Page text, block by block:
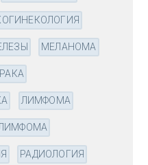
МЕЛАНОМА
ЛИМФОМА
РАДИОЛОГИЯ